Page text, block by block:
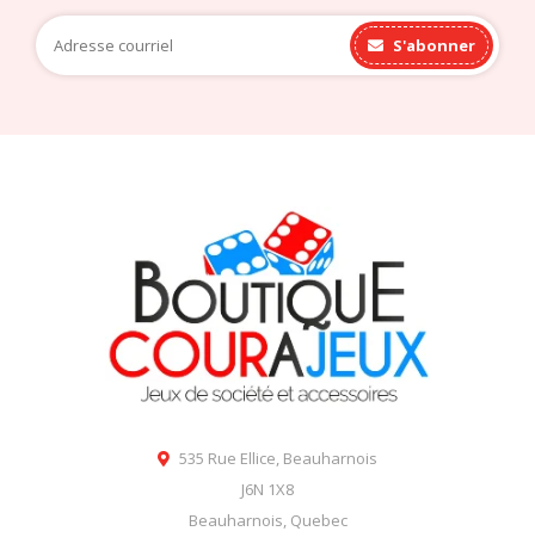
S'abonner
535 Rue Ellice, Beauharnois
J6N 1X8
Beauharnois, Quebec